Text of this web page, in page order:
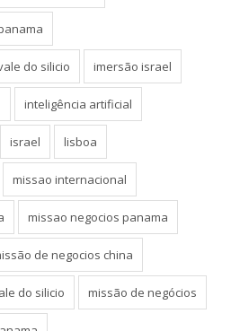
do silicio imersão israel
inteligência artificial
israel lisboa
missao internacional
missao negocios panama
de negocios china
do silicio missão de negócios